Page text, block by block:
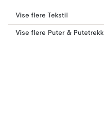
Vise flere Tekstil
Vise flere Puter & Putetrekk